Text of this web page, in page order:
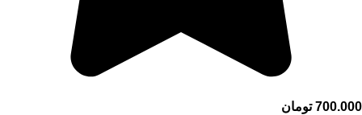
700.000 تومان